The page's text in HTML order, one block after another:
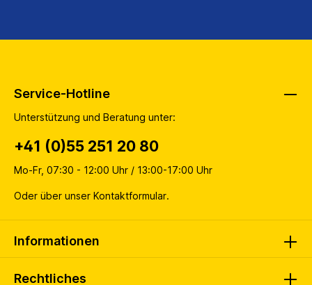
Service-Hotline
Unterstützung und Beratung unter:
+41 (0)55 251 20 80
Mo-Fr, 07:30 - 12:00 Uhr / 13:00-17:00 Uhr
Oder über unser Kontaktformular.
Informationen
Rechtliches